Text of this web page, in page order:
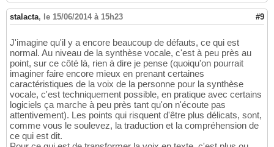
stalacta, le 15/06/2014 à 15h23 #9
J'imagine qu'il y a encore beaucoup de défauts, ce qui est
normal. Au niveau de la synthèse vocale, c'est à peu près au
point, sur ce côté là, rien à dire je pense (quoiqu'on pourrait
imaginer faire encore mieux en prenant certaines
caractéristiques de la voix de la personne pour la synthèse
vocale, c'est techniquement possible, en pratique avec certains
logiciels ça marche à peu près tant qu'on n'écoute pas
attentivement). Les points qui risquent d'être plus délicats, sont,
comme vous le soulevez, la traduction et la compréhension de
ce qui est dit.